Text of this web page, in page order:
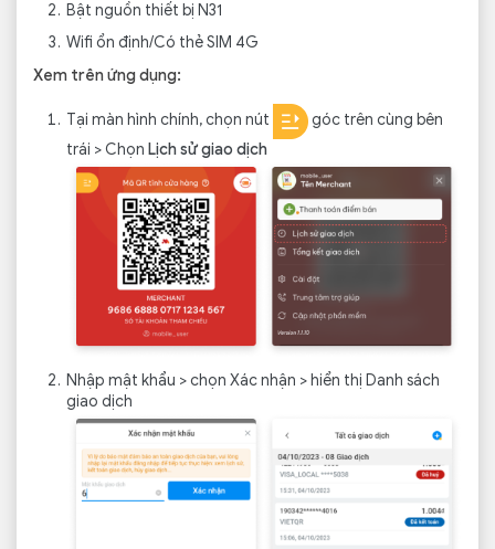
Bật nguồn thiết bị N31
Wifi ổn định/Có thẻ SIM 4G
Xem trên ứng dụng:
Tại màn hình chính, chọn nút
góc trên cùng bên
trái > Chọn Lịch sử giao dịch
Nhập mật khẩu > chọn Xác nhận > hiển thị Danh sách
giao dịch